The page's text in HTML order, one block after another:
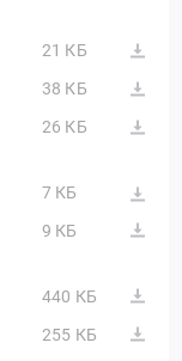
21 КБ
38 КБ
26 КБ
7 КБ
9 КБ
440 КБ
255 КБ